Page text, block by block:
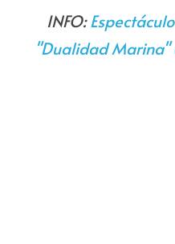
INFO:
"Dualidad Marina"